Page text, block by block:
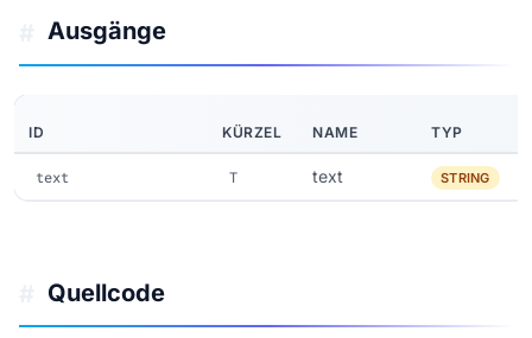
Ausgänge
ID KÜRZEL NAME TYP
text T text STRING
Quellcode